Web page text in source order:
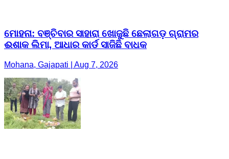
ମୋହନା: ବଞ୍ଚିବାର ସାହାରା ଖୋଜୁଛି ଛେଲାଗଡ଼ ଗ୍ରାମର
ଈଶାକ ଲିମା, ଆଧାର କାର୍ଡ ସାଜିଛି ବାଧକ
Mohana, Gajapati | Aug 7, 2026